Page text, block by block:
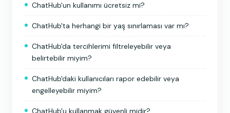
ChatHub'un kullanımı ücretsiz mi?
ChatHub'ta herhangi bir yaş sınırlaması var mı?
ChatHub'da tercihlerimi filtreleyebilir veya
belirtebilir miyim?
ChatHub'daki kullanıcıları rapor edebilir veya
engelleyebilir miyim?
ChatHub'u kullanmak güvenli midir?